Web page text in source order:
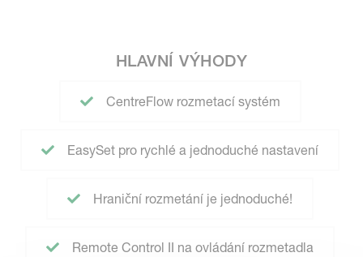
HLAVNÍ VÝHODY
CentreFlow rozmetací systém
EasySet pro rychlé a jednoduché nastavení
Hraniční rozmetání je jednoduché!
Remote Control II na ovládání rozmetadla